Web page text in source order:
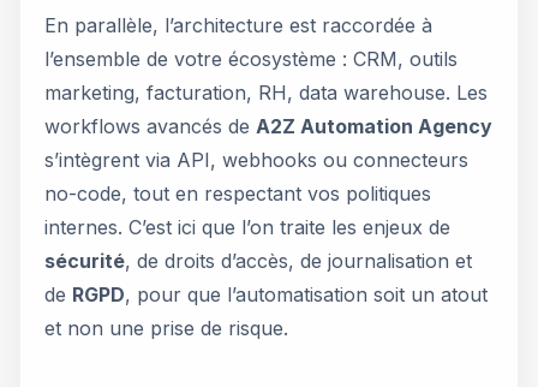
En parallèle, l’architecture est raccordée à
l’ensemble de votre écosystème : CRM, outils
marketing, facturation, RH, data warehouse. Les
workflows avancés de A2Z Automation Agency
s’intègrent via API, webhooks ou connecteurs
no-code, tout en respectant vos politiques
internes. C’est ici que l’on traite les enjeux de
sécurité, de droits d’accès, de journalisation et
de RGPD, pour que l’automatisation soit un atout
et non une prise de risque.